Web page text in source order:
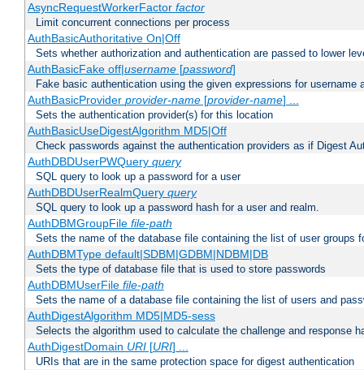
AsyncRequestWorkerFactor factor
Limit concurrent connections per process
AuthBasicAuthoritative On|Off
Sets whether authorization and authentication are passed to lower
AuthBasicFake off|username[password]
Fake basic authentication using the given expressions for username
AuthBasicProvider provider-name[provider-name] ...
Sets the authentication provider(s) for this location
AuthBasicUseDigestAlgorithm MD5|Off
Check passwords against the authentication providers as if Digest
AuthDBDUserPWQuery query
SQL query to look up a password for a user
AuthDBDUserRealmQuery query
SQL query to look up a password hash for a user and realm.
AuthDBMGroupFile file-path
Sets the name of the database file containing the list of user groups
AuthDBMType default|SDBM|GDBM|NDBM|DB
Sets the type of database file that is used to store passwords
AuthDBMUserFile file-path
Sets the name of a database file containing the list of users and
AuthDigestAlgorithm MD5|MD5-sess
Selects the algorithm used to calculate the challenge and response
AuthDigestDomain URI[URI] ...
URIs that are in the same protection space for digest authentication